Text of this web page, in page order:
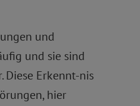
und
und sie sind
Diese Erkennt-nis
hier